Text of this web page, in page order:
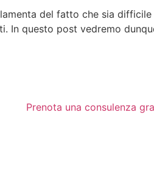
del fatto che sia
In questo post vedremo
Prenota una consulenza